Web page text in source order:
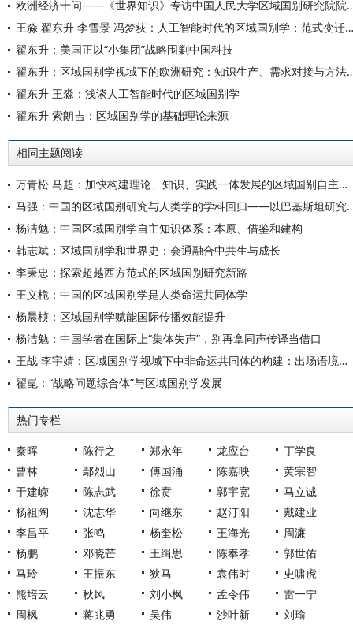
欧洲经济十问——《世界知识》
王淼 翟东升 李雪景 冯梦荻：人工智能时代的区域国别学：范式变迁的中国路径
翟东升：美国正以“小集团”战略围剿中国科技
翟东升：区域国别学视域下的
翟东升 王淼：浅谈人工智能时代的区域国别学
翟东升 索朗吉：区域国别学的基础理论来源
相同主题阅读
万青松 马超：加快构建理论、知识、实践一体发展的区域国别自主知识体系
马强：中国的区域国别研究与
杨洁勉：中国区域国别学自主知识体系：本原、借鉴和建构
韩志斌：区域国别学和世界史：会通融合中共生与成长
李秉忠：探索超越西方范式的区域国别研究新路
王义桅：中国的区域国别学是人类命运共同体学
杨晨桢：区域国别学赋能国际传播效能提升
杨洁勉：中国学者在国际上“集体失声”，别再拿同声传译当借口
王战 李宇婧：区域国别学视域下中非命运共同体的构建：出场语境、科学内涵与当代价值
翟崑：“战略问题综合体”与区域国别学发展
热门专栏
秦晖 陈行之 郑永年 龙应台
丁学良
曹林
鄢烈山 傅国涌 陈嘉映
黄宗智
于建嵘
陈志武 徐贲 郭宇宽
马立诚
杨祖陶
沈志华 向继东 赵汀阳
戴建业
李昌平
张鸣 杨奎松 王海光
周濂
杨鹏
邓晓芒 王缉思 陈奉孝
郭世佑
马玲
王振东 狄马 袁伟时
史啸虎
熊培云
秋风 刘小枫 孟令伟
雷一宁
周枫
蒋兆勇 吴伟 沙叶新 刘瑜